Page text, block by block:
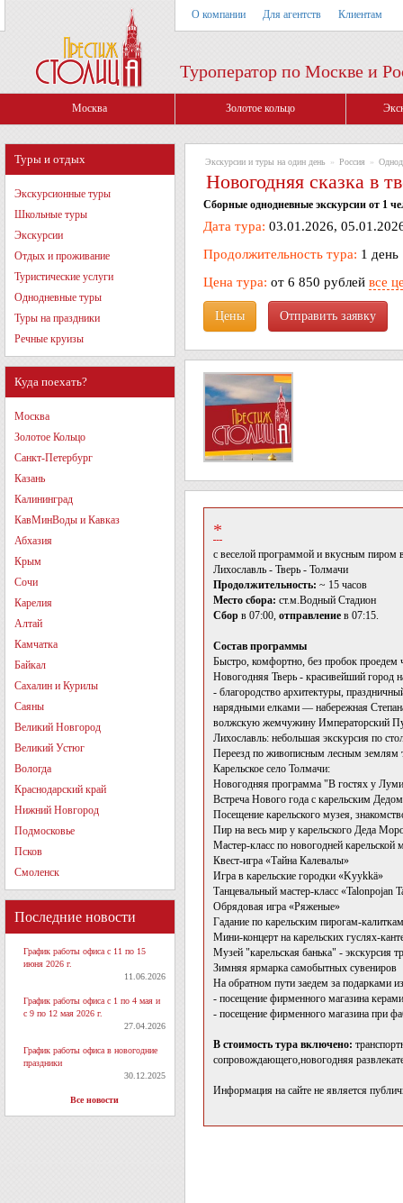
О компании Для агентств Клиентам
Туроператор по Москве и
Москва Золотое кольцо
Туры и отдых
Экскурсионные туры
Школьные туры
Экскурсии
Отдых и проживание
Туристические услуги
Однодневные туры
Туры на праздники
Речные круизы
Куда поехать?
Москва
Золотое Кольцо
Санкт-Петербург
Казань
Калининград
КавМинВоды и Кавказ
Абхазия
Крым
Сочи
Карелия
Алтай
Камчатка
Байкал
Сахалин и Курилы
Саяны
Великий Новгород
Великий Устюг
Вологда
Краснодарский край
Нижний Новгород
Подмосковье
Псков
Смоленск
Последние новости
График работы офиса с 11 по 15
июня 2026 г.
11.06.2026
График работы офиса с 1 по 4 мая и
с 9 по 12 мая 2026 г.
27.04.2026
График работы офиса в новогодние
праздники
30.12.2025
Все новости
Экскурсии и туры на один день » Россия »
Новогодняя сказка в
Сборные однодневные экскурсии от 1
Дата тура: 03.01.2026,
Продолжительность тура: 1 день
Цена тура: от 6 850 рублей все
Цены
*
с веселой программой и вкусным пиром
Лихославль - Тверь - Толмачи
Продолжительность: ~ 15 часов
Место сбора: ст.м.Водный Стадион
Сбор в 07:00, отправление в 07:15.
Состав программы
Быстро, комфортно, без пробок проедем
Новогодняя Тверь - красивейший город
- благородство архитектуры,
нарядными елками — набережная
волжскую жемчужину Императорский
Лихославль: небольшая экскурсия по
Переезд по живописным лесным землям
Карельское село Толмачи:
Новогодняя программа "В гостях у
Встреча Нового года с карельским
Посещение карельского музея,
Пир на весь мир у карельского Деда
Мастер-класс по новогодней карельской
Квест-игра «Тайна Калевалы»
Игра в карельские городки «Kyykkä»
Танцевальный мастер-класс «Talonpojan
Обрядовая игра «Ряженые»
Гадание по карельским пирогам-калиткам
Мини-концерт на карельских гуслях-
Музей "карельская банька" - экскурсия
Зимняя ярмарка самобытных сувениров
На обратном пути заедем за подарками
- посещение фирменного магазина
- посещение фирменного магазина при
В стоимость тура включено:
сопровождающего,новогодняя
Информация на сайте не является